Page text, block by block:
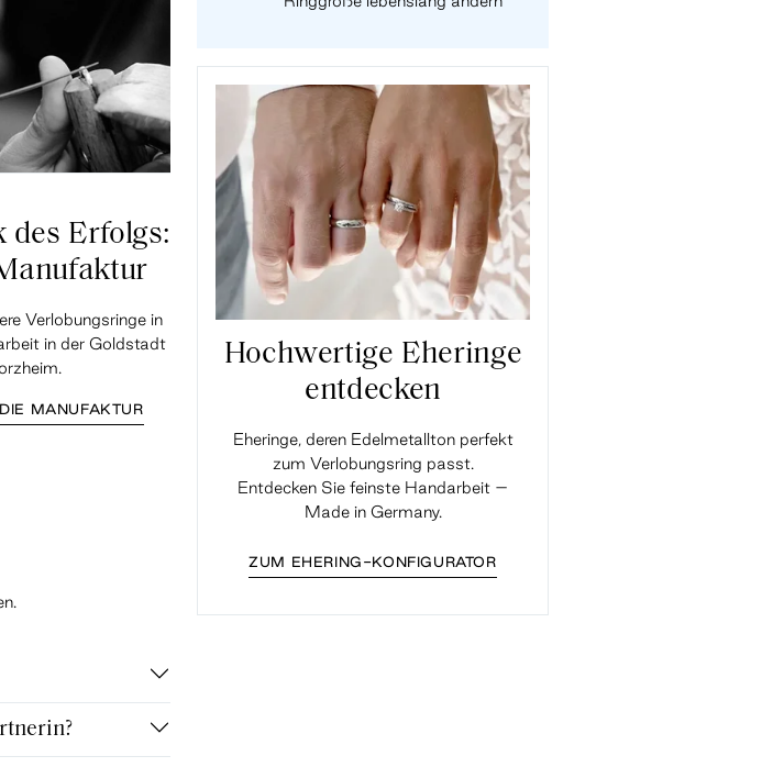
des Erfolgs:
Verlobungsringe in
in der Goldstadt
MANUFAKTUR
Hochwertige Eheringe
entdecken
Eheringe, deren Edelmetallton perfekt
zum Verlobungsring passt.
Entdecken Sie feinste Handarbeit –
Made in Germany.
ZUM EHERING-KONFIGURATOR